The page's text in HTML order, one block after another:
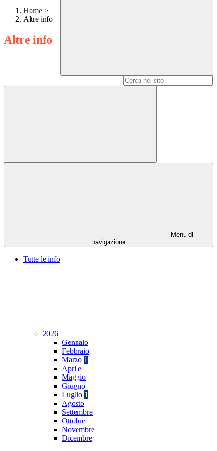
Home >
Altre info
Altre info
Menu di
navigazione
Tutte le info
2026
Gennaio
Febbraio
Marzo 1
Aprile
Maggio
Giugno
Luglio 1
Agosto
Settembre
Ottobre
Novembre
Dicembre